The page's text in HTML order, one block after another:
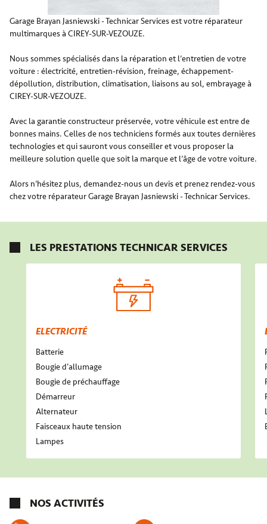
Garage Brayan Jasniewski - Technicar Services est votre réparateur
multimarques à CIREY-SUR-VEZOUZE.
Nous sommes spécialisés dans la réparation et l’entretien de votre
voiture : électricité, entretien-révision, freinage, échappement-
dépollution, distribution, climatisation, liaisons au sol, embrayage à
CIREY-SUR-VEZOUZE.
Avec la garantie constructeur préservée, votre véhicule est entre de
bonnes mains. Celles de nos techniciens formés aux toutes dernières
technologies et qui sauront vous conseiller et vous proposer la
meilleure solution quelle que soit la marque et l’âge de votre voiture.
Alors n’hésitez plus, demandez-nous un devis et prenez rendez-vous
chez votre réparateur Garage Brayan Jasniewski - Technicar Services.
LES PRESTATIONS TECHNICAR SERVICES
ELECTRICITÉ
Batterie
Bougie d'allumage
Bougie de préchauffage
Démarreur
Alternateur
Faisceaux haute tension
Lampes
NOS ACTIVITÉS